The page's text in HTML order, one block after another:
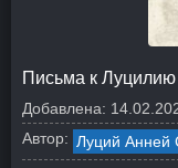
Письма к Луцилию
Добавлена:
Автор: Луций Анней